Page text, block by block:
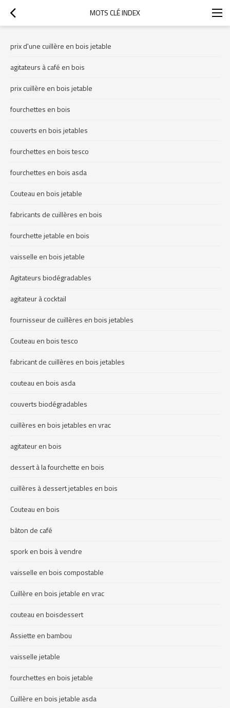
MOTS CLÉ INDEX
prix d'une cuillère en bois jetable
agitateurs à café en bois
prix cuillère en bois jetable
fourchettes en bois
couverts en bois jetables
fourchettes en bois tesco
fourchettes en bois asda
Couteau en bois jetable
fabricants de cuillères en bois
fourchette jetable en bois
vaisselle en bois jetable
Agitateurs biodégradables
agitateur à cocktail
fournisseur de cuillères en bois jetables
Couteau en bois tesco
fabricant de cuillères en bois jetables
couteau en bois asda
couverts biodégradables
cuillères en bois jetables en vrac
agitateur en bois
dessert à la fourchette en bois
cuillères à dessert jetables en bois
Couteau en bois
bâton de café
spork en bois à vendre
vaisselle en bois compostable
Cuillère en bois jetable en vrac
couteau en boisdessert
Assiette en bambou
vaisselle jetable
fourchettes en bois jetable
Cuillère en bois jetable asda